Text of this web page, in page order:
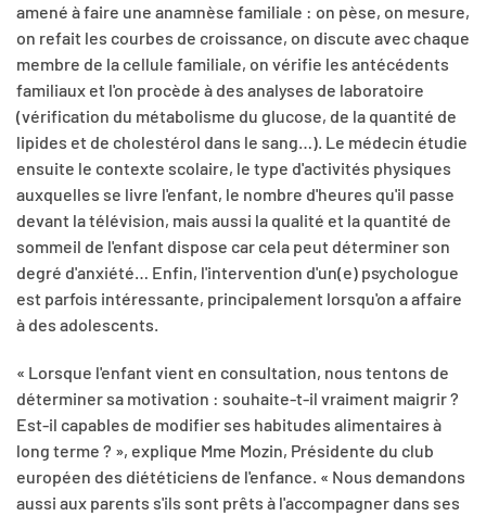
amené à faire une anamnèse familiale : on pèse, on mesure,
on refait les courbes de croissance, on discute avec chaque
membre de la cellule familiale, on vérifie les antécédents
familiaux et l'on procède à des analyses de laboratoire
(vérification du métabolisme du glucose, de la quantité de
lipides et de cholestérol dans le sang…). Le médecin étudie
ensuite le contexte scolaire, le type d'activités physiques
auxquelles se livre l'enfant, le nombre d'heures qu'il passe
devant la télévision, mais aussi la qualité et la quantité de
sommeil de l'enfant dispose car cela peut déterminer son
degré d'anxiété… Enfin, l'intervention d'un(e) psychologue
est parfois intéressante, principalement lorsqu'on a affaire
à des adolescents.
« Lorsque l'enfant vient en consultation, nous tentons de
déterminer sa motivation : souhaite-t-il vraiment maigrir ?
Est-il capables de modifier ses habitudes alimentaires à
long terme ? », explique Mme Mozin, Présidente du club
européen des diététiciens de l'enfance. « Nous demandons
aussi aux parents s'ils sont prêts à l'accompagner dans ses